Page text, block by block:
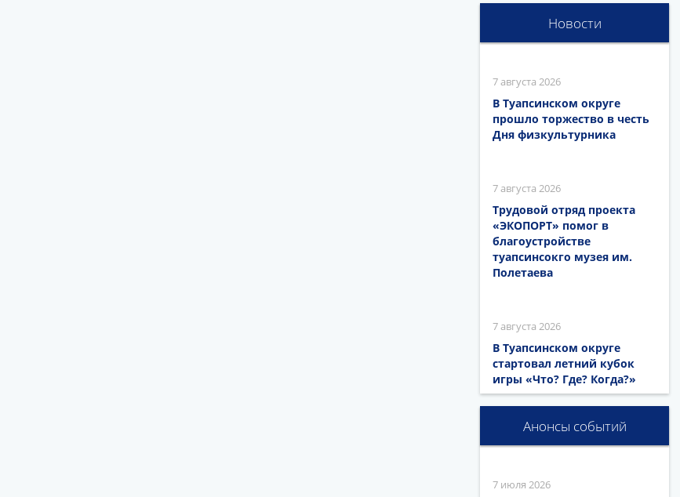
Новости
7 августа 2026
В Туапсинском округе
прошло торжество в честь
Дня физкультурника
7 августа 2026
Трудовой отряд проекта
«ЭКОПОРТ» помог в
благоустройстве
туапсинсокго музея им.
Полетаева
7 августа 2026
В Туапсинском округе
стартовал летний кубок
игры «Что? Где? Когда?»
Анонсы событий
7 июля 2026